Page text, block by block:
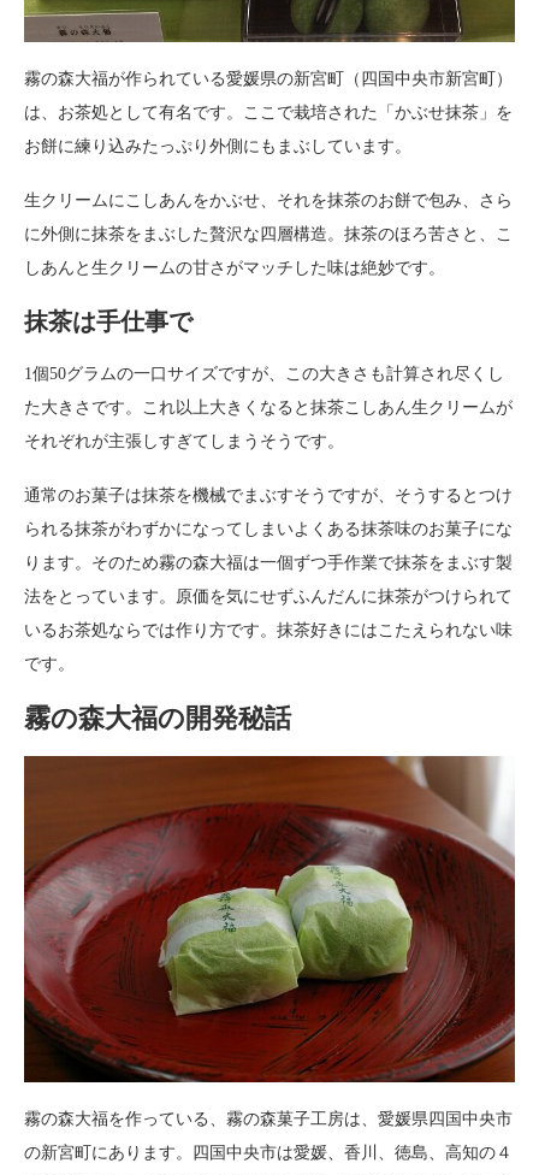
霧の森大福が作られている愛媛県の新宮町（四国中央市新宮町）
は、お茶処として有名です。ここで栽培された「かぶせ抹茶」を
お餅に練り込みたっぷり外側にもまぶしています。
生クリームにこしあんをかぶせ、それを抹茶のお餅で包み、さら
に外側に抹茶をまぶした贅沢な四層構造。抹茶のほろ苦さと、こ
しあんと生クリームの甘さがマッチした味は絶妙です。
抹茶は手仕事で
1個50グラムの一口サイズですが、この大きさも計算され尽くし
た大きさです。これ以上大きくなると抹茶こしあん生クリームが
それぞれが主張しすぎてしまうそうです。
通常のお菓子は抹茶を機械でまぶすそうですが、そうするとつけ
られる抹茶がわずかになってしまいよくある抹茶味のお菓子にな
ります。そのため霧の森大福は一個ずつ手作業で抹茶をまぶす製
法をとっています。原価を気にせずふんだんに抹茶がつけられて
いるお茶処ならでは作り方です。抹茶好きにはこたえられない味
です。
霧の森大福の開発秘話
霧の森大福を作っている、霧の森菓子工房は、愛媛県四国中央市
の新宮町にあります。四国中央市は愛媛、香川、徳島、高知の４